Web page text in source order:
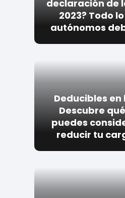
declaración de
2023? Todo
autónomos
Deducibles en
Descubre
puedes
reducir tu